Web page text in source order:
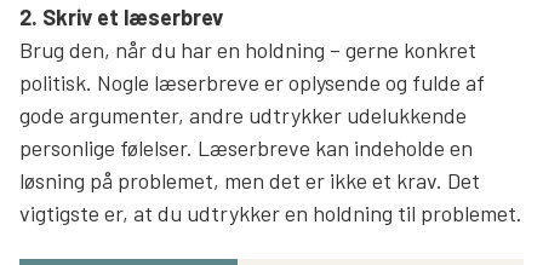
2. Skriv et læserbrev
Brug den, når du har en holdning – gerne konkret
politisk. Nogle læserbreve er oplysende og fulde af
gode argumenter, andre udtrykker udelukkende
personlige følelser. Læserbreve kan indeholde en
løsning på problemet, men det er ikke et krav. Det
vigtigste er, at du udtrykker en holdning til problemet.